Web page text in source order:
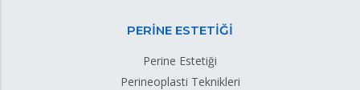
PERİNE ESTETİĞİ
Perine Estetiği
Perineoplasti Teknikleri